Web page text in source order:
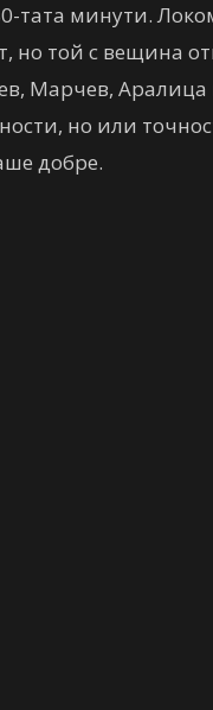
тата минути.
но той с вещина
Марчев, Аралица
но или
добре.